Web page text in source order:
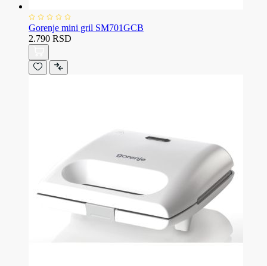
Gorenje mini gril SM701GCB
2.790 RSD